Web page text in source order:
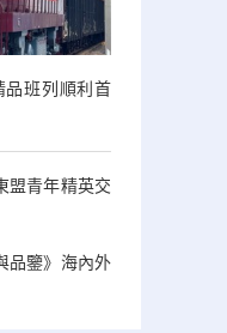
品班列順利首
盟青年精英交
品鑒》海內外